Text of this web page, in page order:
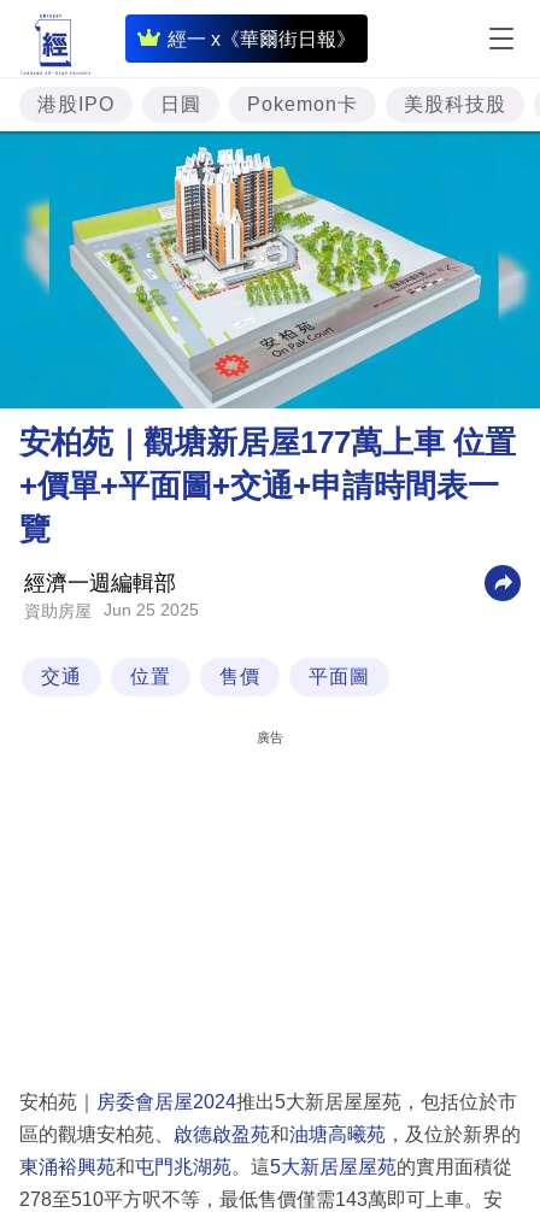
經一 x《華爾街日報》
即
時
財
經
題
投
資
樓
市
理
財
商
科
技
場
港股IPO 日圓 Pokemon卡 美股科技股
安柏苑｜觀塘新居屋177萬上車 位置
+價單+平面圖+交通+申請時間表一
覽
經濟一週編輯部
資助房屋 Jun 25 2025
交通 位置 售價 平面圖
廣告
安柏苑｜ 房委會居屋2024推出5大新居屋屋苑，包括位於市
區的觀塘安柏苑、 啟德啟盈苑和油塘高曦苑 ，及位於新界的
東涌裕興苑和屯門兆湖苑。這5大新居屋屋苑的實用面積從
278至510平方呎不等，最低售價僅需143萬即可上車。安